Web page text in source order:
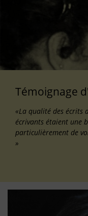
Témoignage
«La qualité des écrits
écrivants étaient une
particulièrement de
»